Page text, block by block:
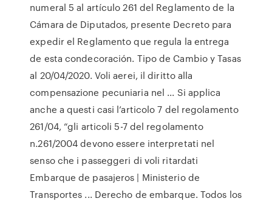
numeral 5 al artículo 261 del Reglamento de la
Cámara de Diputados, presente Decreto para
expedir el Reglamento que regula la entrega
de esta condecoración. Tipo de Cambio y Tasas
al 20/04/2020. Voli aerei, il diritto alla
compensazione pecuniaria nel ... Si applica
anche a questi casi l’articolo 7 del regolamento
261/04, “gli articoli 5-7 del regolamento
n.261/2004 devono essere interpretati nel
senso che i passeggeri di voli ritardati
Embarque de pasajeros | Ministerio de
Transportes ... Derecho de embarque. Todos los